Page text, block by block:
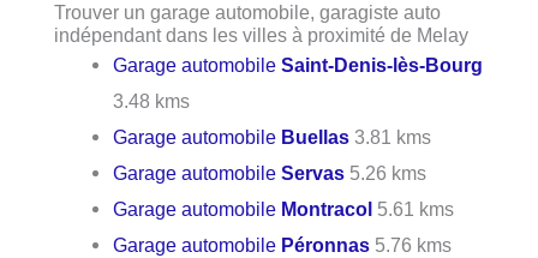
Trouver un garage automobile, garagiste auto
indépendant dans les villes à proximité de Melay
Garage automobileSaint-Denis-lès-Bourg
3.48 kms
Garage automobile Buellas 3.81 kms
Garage automobileServas 5.26 kms
Garage automobile Montracol 5.61 kms
Garage automobile Péronnas 5.76 kms